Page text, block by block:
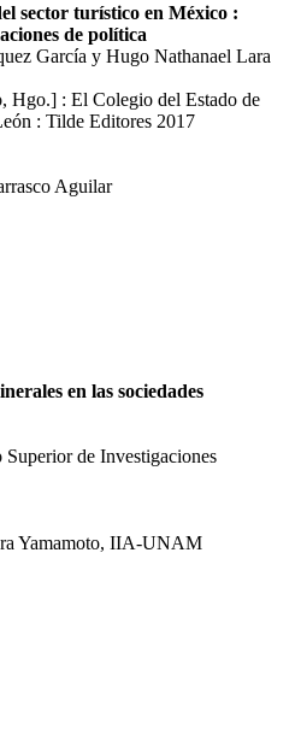
sector turístico en México :
de política
García y Hugo Nathanael Lara
Hgo.] : El Colegio del Estado de
: Tilde Editores 2017
Aguilar
en las sociedades
de Investigaciones
Yamamoto, IIA-UNAM